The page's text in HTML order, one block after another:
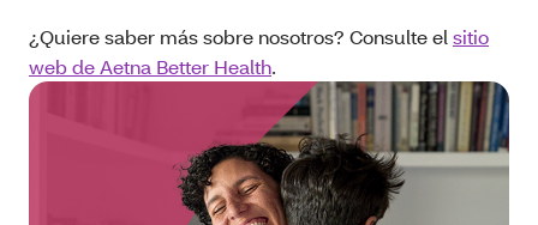
¿Quiere saber más sobre nosotros? Consulte el sitio
web de Aetna Better Health.